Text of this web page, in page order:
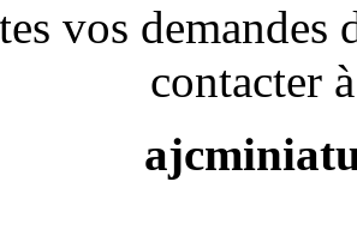
vos
contacter